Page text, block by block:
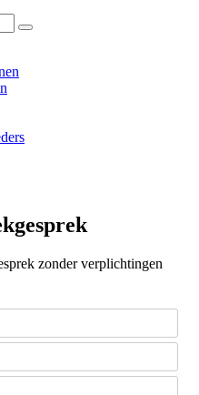
zonder verplichtingen